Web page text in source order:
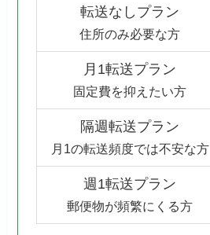
転送なしプラン
住所のみ必要な方
月1転送プラン
固定費を抑えたい方
隔週転送プラン
月1の転送頻度では不安な方
週1転送プラン
郵便物が頻繁にくる方